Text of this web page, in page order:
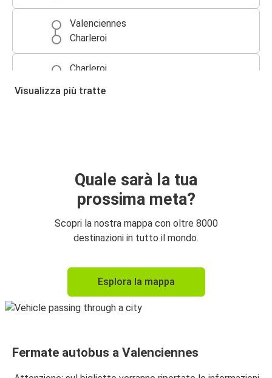
Valenciennes
Charleroi
Charleroi
Torino
Valenciennes
Torino
Visualizza più tratte
Quale sarà la tua
prossima meta?
Scopri la nostra mappa con oltre 8000
destinazioni in tutto il mondo.
Esplora la mappa
Fermate autobus a Valenciennes